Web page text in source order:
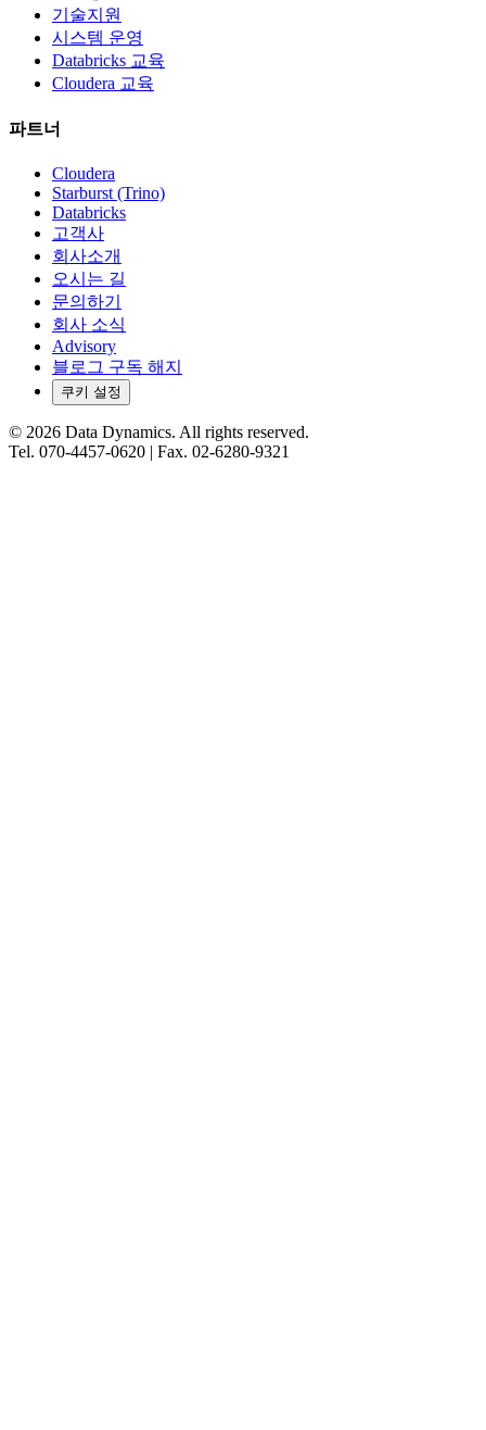
기술지원
시스템 운영
Databricks 교육
Cloudera 교육
파트너
Cloudera
Starburst (Trino)
Databricks
고객사
회사소개
오시는 길
문의하기
회사 소식
Advisory
블로그 구독 해지
쿠키 설정
© 2026 Data Dynamics. All rights reserved.
Tel. 070-4457-0620 | Fax. 02-6280-9321